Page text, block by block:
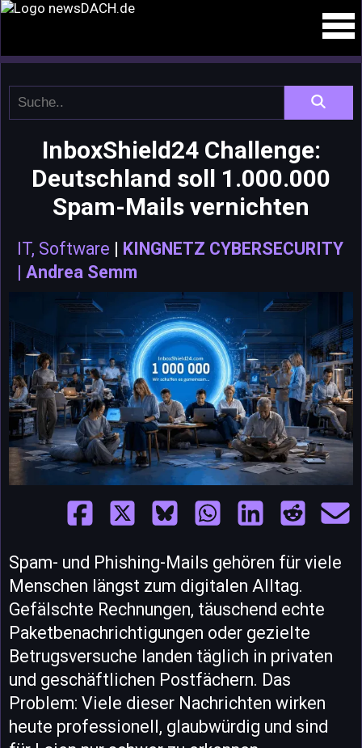
InboxShield24 Challenge:
Deutschland soll 1.000.000
Spam-Mails vernichten
IT, Software | KINGNETZ CYBERSECURITY
| Andrea Semm
Spam- und Phishing-Mails gehören für viele
Menschen längst zum digitalen Alltag.
Gefälschte Rechnungen, täuschend echte
Paketbenachrichtigungen oder gezielte
Betrugsversuche landen täglich in privaten
und geschäftlichen Postfächern. Das
Problem: Viele dieser Nachrichten wirken
heute professionell, glaubwürdig und sind